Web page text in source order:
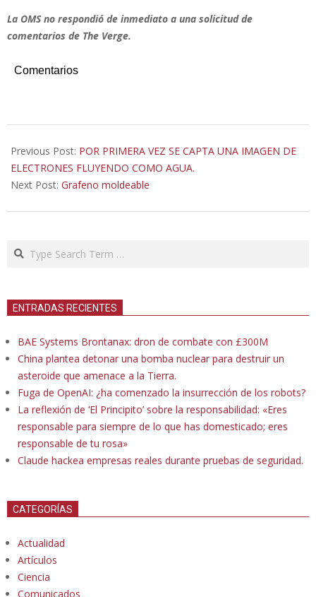
La OMS no respondió de inmediato a una solicitud de
comentarios de The Verge.
Comentarios
03-
01
Previous Post: POR PRIMERA VEZ SE CAPTA UNA IMAGEN DE
ELECTRONES FLUYENDO COMO AGUA.
Next Post: Grafeno moldeable
Search
ENTRADAS RECIENTES
BAE Systems Brontanax: dron de combate con £300M
China plantea detonar una bomba nuclear para destruir un
asteroide que amenace a la Tierra.
Fuga de OpenAI: ¿ha comenzado la insurrección de los robots?
La reflexión de ‘El Principito’ sobre la responsabilidad: «Eres
responsable para siempre de lo que has domesticado; eres
responsable de tu rosa»
Claude hackea empresas reales durante pruebas de seguridad.
CATEGORÍAS
Actualidad
Artículos
Ciencia
Comunicados